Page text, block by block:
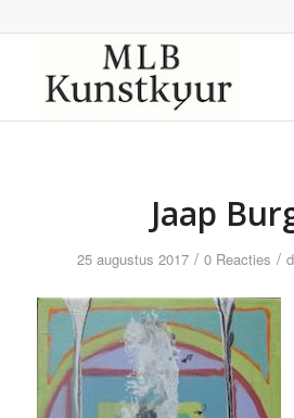
Jaap
25 augustus 2017 / 0 Reacties /